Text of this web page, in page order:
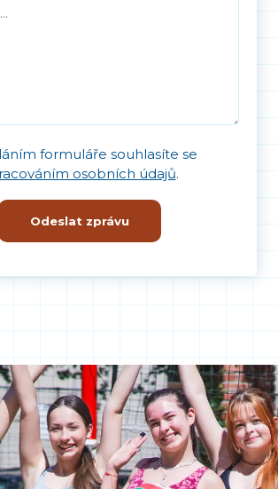
formuláře souhlasíte se
osobních údajů.
Odeslat zprávu